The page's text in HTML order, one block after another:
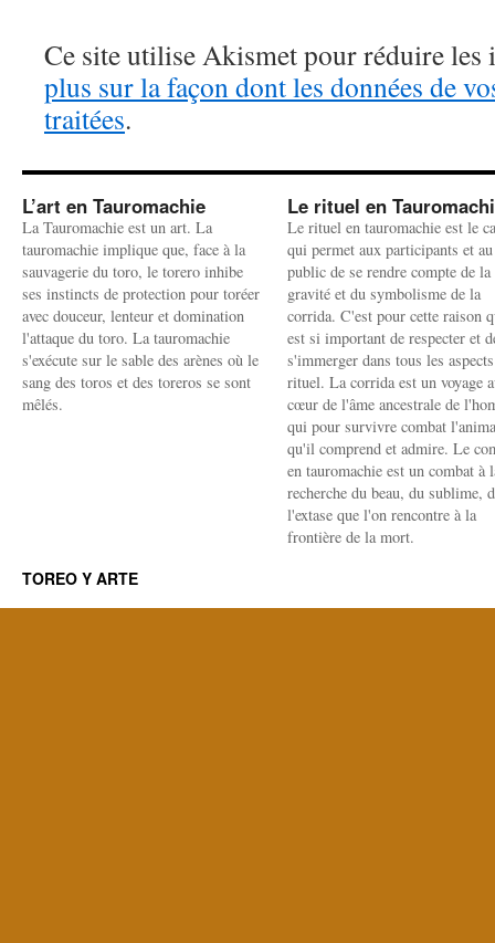
Ce site utilise Akismet pour réduire les
plus sur la façon dont les données de
traitées.
L’art en Tauromachie
La Tauromachie est un art. La
tauromachie implique que, face à la
sauvagerie du toro, le torero inhibe
ses instincts de protection pour toréer
avec douceur, lenteur et domination
l'attaque du toro. La tauromachie
s'exécute sur le sable des arènes où le
sang des toros et des toreros se sont
mêlés.
Le rituel en
Le rituel en tauromachie est le
qui permet aux participants et au
public de se rendre compte de la
gravité et du symbolisme de la
corrida. C'est pour cette raison
est si important de respecter et
s'immerger dans tous les
rituel. La corrida est un voyage
cœur de l'âme ancestrale de
qui pour survivre combat
qu'il comprend et admire. Le
en tauromachie est un combat à
recherche du beau, du sublime,
l'extase que l'on rencontre à la
frontière de la mort.
TOREO Y ARTE